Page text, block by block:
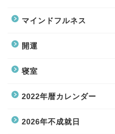
マインドフルネス
開運
寝室
2022年暦カレンダー
2026年不成就日